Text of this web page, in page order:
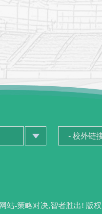
站-策略对决,智者胜出! 版